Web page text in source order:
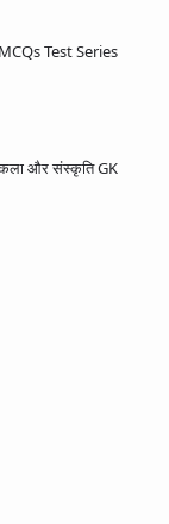
Test Series
और संस्कृति GK